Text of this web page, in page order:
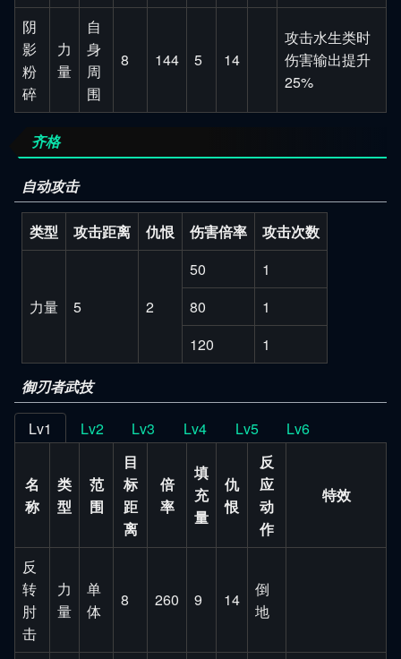
阴
影
粉
碎
力
量
自
身
周
围
8 144 5 14
攻击水生类时
伤害输出提升
25%
齐格
自动攻击
类型 攻击距离 仇恨 伤害倍率 攻击次数
力量 5 2
50
1
80
1
120
1
御刃者武技
Lv1 Lv2 Lv3 Lv4 Lv5 Lv6
名
称
类
型
范
围
目
标
距
离
倍
率
填
充
量
仇
恨
反
应
动
作
特效
反
转
肘
击
力
量
单
体
8 260 9 14
倒
地